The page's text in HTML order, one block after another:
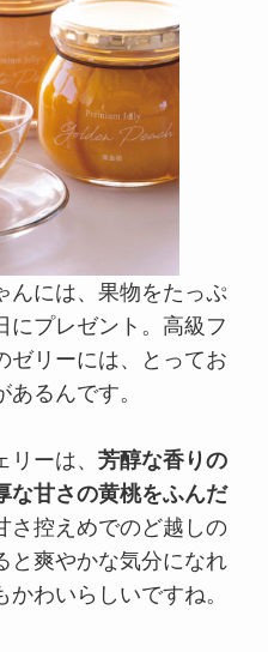
んには、果物をたっぷ
にプレゼント。高級フ
ゼリーには、とってお
るんです。
ーは、 芳醇な香りの
な甘さの黄桃をふんだ
さ控えめでのど越しの
と爽やかな気分になれ
わいらしいですね。